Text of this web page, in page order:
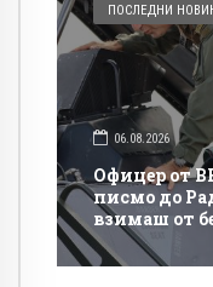
ПОСЛЕДНИ
06.08.2026
Офицер от
писмо до
взимаш от
богатите?